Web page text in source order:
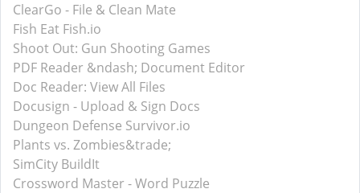
ClearGo - File & Clean Mate
Fish Eat Fish.io
Shoot Out: Gun Shooting Games
PDF Reader &ndash; Document Editor
Doc Reader: View All Files
Docusign - Upload & Sign Docs
Dungeon Defense Survivor.io
Plants vs. Zombies&trade;
SimCity BuildIt
Crossword Master - Word Puzzle